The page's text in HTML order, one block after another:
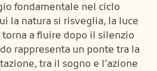
fondamentale nel ciclo
la natura si risveglia, la luce
torna a fluire dopo il silenzio
rappresenta un ponte tra la
tra il sogno e l’azione